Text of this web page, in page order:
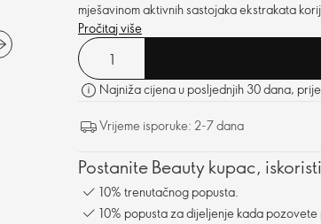
mješavinom aktivnih sastojaka ekstrakata
Pročitaj više
Najniža cijena u posljednjih 30 dana,
Vrijeme isporuke: 2-7 dana
Postanite Beauty kupac,
10% trenutačnog popusta.
10% popusta za dijeljenje kada pozovete